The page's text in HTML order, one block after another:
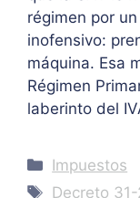
régimen por
inofensivo:
máquina. Esa
Régimen
laberinto del
Categories
Impuestos
Tags
Decreto